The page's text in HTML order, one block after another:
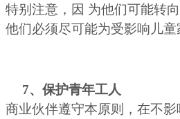
特别注意，因 为他们可能转
他们必须尽可能为受影响儿
7、保护青年工人
商业伙伴遵守本原则，在不